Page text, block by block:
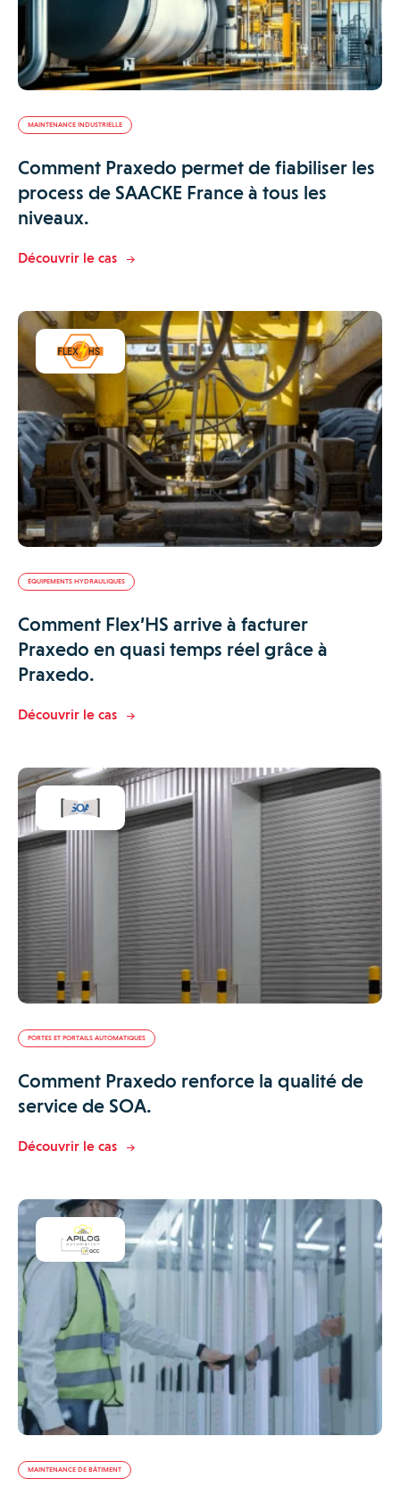
MAINTENANCE INDUSTRIELLE
Comment Praxedo permet de fiabiliser les
process de SAACKE France à tous les
niveaux.
Découvrir le cas
ÉQUIPEMENTS HYDRAULIQUES
Comment Flex’HS arrive à facturer
Praxedo en quasi temps réel grâce à
Praxedo.
Découvrir le cas
PORTES ET PORTAILS AUTOMATIQUES
Comment Praxedo renforce la qualité de
service de SOA.
Découvrir le cas
MAINTENANCE DE BÂTIMENT